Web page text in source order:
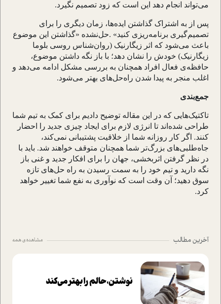
میتواند انجام دهد این است که زود تصمیم نگیرد.
پس از به اشتراک گذاشتن ایدهها، زمان دیگری را برای
تصمیمگیری برنامهریزی کنید. «حلنشده »گذاشتن این موضوع
باعث میشود که اثر زیگارنیک (روانشناس روسی بلوما
زیگارنیک) خودش را نشان دهد؛ با باز نگه داشتن موضوع،
حافظهی فعال افراد همچنان به بررسی مشکل ادامه میدهد و
اغلب منجر به پیدا شدن راهحلهای بهتر میشود.
جمعبندی
تاکتیکهایی که در این مقاله توضیح دادیم برای کمک به تیم شما
طراحی شده اند تا انرژی لازم برای ایجاد چیزی جدید را احضار
کنند. اگر کار روزانه شما از خلاقیت پشتیبانی نمیکند،
جاهطلبیهای بزرگتر شما همچنان متوقف خواهند شد. باید با
در نظر گرفتن اثربخشی، جهان را برای افکار جدید و غنی باز
نگه دارید و تیم خود را به سمت رسیدن به راه حلهای تازه
سوق دهید؛ آن وقت است که نوآوری به نفع شما تغییر خواهد
کرد.
آخرین مطالب مشاهده ی همه
نوشتن، حالم را بهتر می‌کند